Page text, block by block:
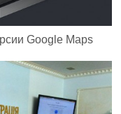
Google Maps